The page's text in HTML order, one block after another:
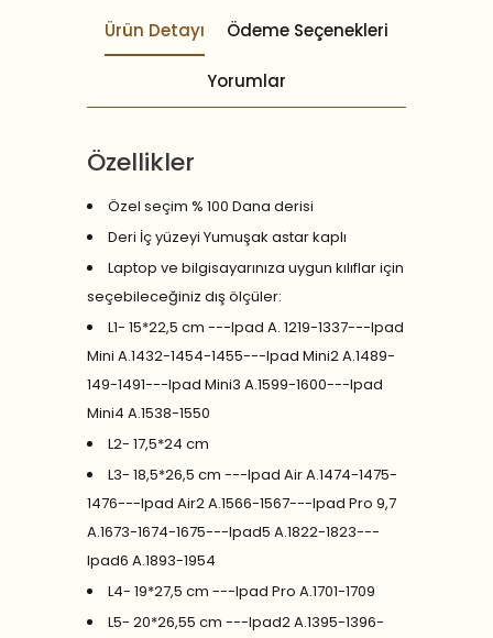
Ürün Detayı Ödeme Seçenekleri
Yorumlar
Özellikler
Özel seçim % 100 Dana derisi
Deri İç yüzeyi Yumuşak astar kaplı
Laptop ve bilgisayarınıza uygun kılıflar için
seçebileceğiniz dış ölçüler:
L1- 15*22,5 cm ---Ipad A. 1219-1337---Ipad
Mini A.1432-1454-1455---Ipad Mini2 A.1489-
149-1491---Ipad Mini3 A.1599-1600---Ipad
Mini4 A.1538-1550
L2- 17,5*24 cm
L3- 18,5*26,5 cm ---Ipad Air A.1474-1475-
1476---Ipad Air2 A.1566-1567---Ipad Pro 9,7
A.1673-1674-1675---Ipad5 A.1822-1823---
Ipad6 A.1893-1954
L4- 19*27,5 cm ---Ipad Pro A.1701-1709
L5- 20*26,55 cm ---Ipad2 A.1395-1396-